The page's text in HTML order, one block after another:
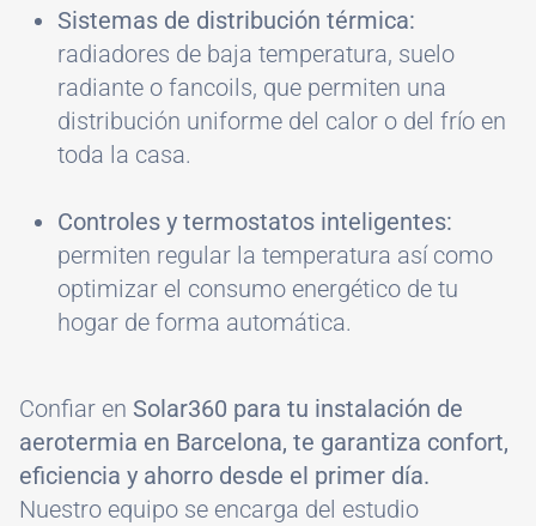
Sistemas de distribución térmica:
radiadores de baja temperatura, suelo
radiante o fancoils, que permiten una
distribución uniforme del calor o del frío en
toda la casa.
Controles y termostatos inteligentes:
permiten regular la temperatura así como
optimizar el consumo energético de tu
hogar de forma automática.
Confiar en Solar360 para tu instalación de
aerotermia en Barcelona, te garantiza confort,
eficiencia y ahorro desde el primer día.
Nuestro equipo se encarga del estudio